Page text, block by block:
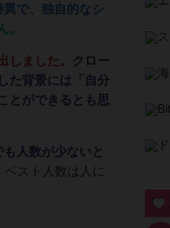
で、独自的なシ
。
しました。
クロー
た背景には「自分
とができるとも思
も人数が少ないと
ベスト人数は人に